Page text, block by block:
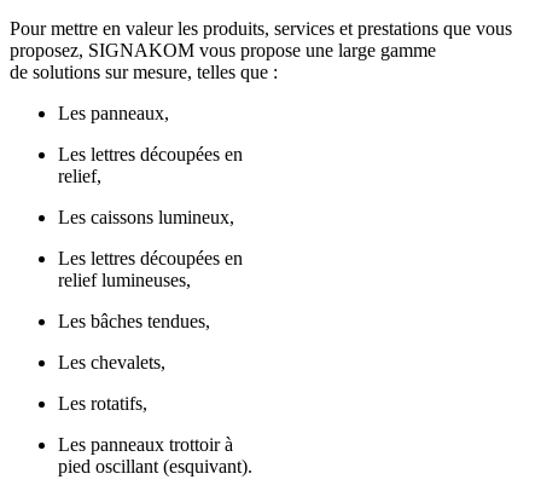
Pour mettre en valeur les produits, services et prestations que vous
proposez, SIGNAKOM vous propose une large gamme
de solutions sur mesure, telles que :
Les panneaux,
Les lettres découpées en
relief,
Les caissons lumineux,
Les lettres découpées en
relief lumineuses,
Les bâches tendues,
Les chevalets,
Les rotatifs,
Les panneaux trottoir à
pied oscillant (esquivant).